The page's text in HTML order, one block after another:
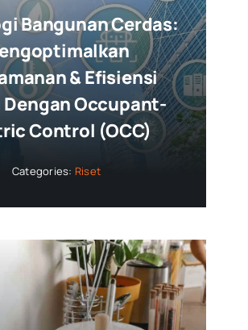
Bangunan Cerdas:
& Efisiensi
Dengan Occupant-
Control (OCC)
Categories: Riset